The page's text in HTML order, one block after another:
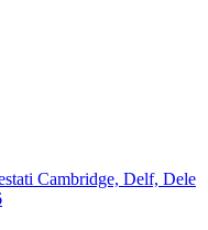
Cambridge, Delf, Dele